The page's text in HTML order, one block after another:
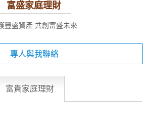
富盛家庭理財
豐盛資產 共創富盛未來
專人與我聯絡
富貴家庭理財